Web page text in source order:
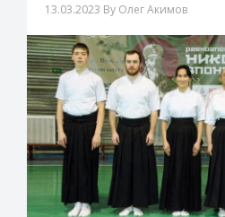
13.03.2023 By Олег Акимов